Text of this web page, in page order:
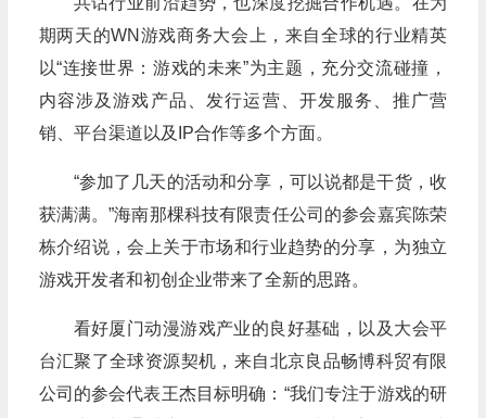
期两天的WN游戏商务大会上，来自全球的行业精英
以“连接世界：游戏的未来”为主题，充分交流碰撞，
内容涉及游戏产品、发行运营、开发服务、推广营
销、平台渠道以及IP合作等多个方面。
“参加了几天的活动和分享，可以说都是干货，收
获满满。”海南那棵科技有限责任公司的参会嘉宾陈荣
栋介绍说，会上关于市场和行业趋势的分享，为独立
游戏开发者和初创企业带来了全新的思路。
看好厦门动漫游戏产业的良好基础，以及大会平
台汇聚了全球资源契机，来自北京良品畅博科贸有限
公司的参会代表王杰目标明确：“我们专注于游戏的研